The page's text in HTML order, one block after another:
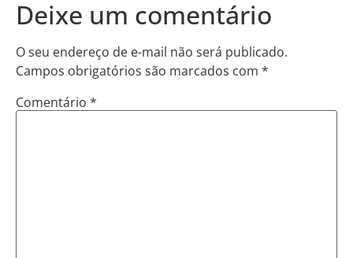
Deixe um comentário
O seu endereço de e-mail não será publicado.
Campos obrigatórios são marcados com *
Comentário *